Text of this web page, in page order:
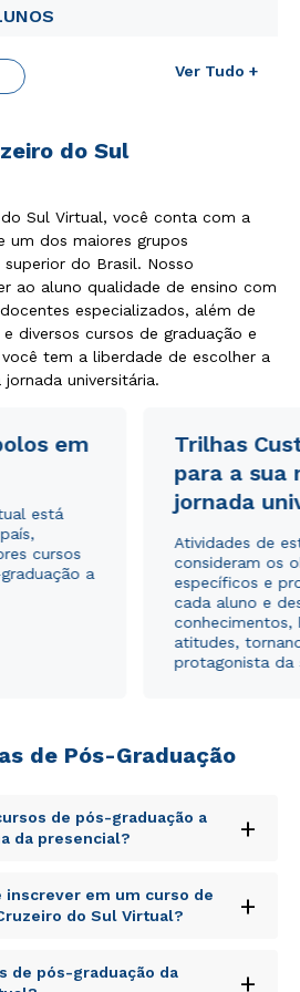
Ver Tudo +
do Sul
Sul Virtual, você conta com a
um dos maiores grupos
do Brasil. Nosso
ao aluno qualidade de ensino com
especializados, além de
diversos cursos de graduação e
tem a liberdade de escolher a
universitária.
em
está
cursos
a
Trilhas
para a sua
jornada
Atividades de
consideram os
específicos e
cada aluno e
conhecimentos,
atitudes,
protagonista da
de Pós-Graduação
de pós-graduação a
da presencial?
+
omnis iste natus error sit
doloremque laudantium,
ipsa quae ab illo inventore
ipsam voluptatem quia
inscrever em um curso de
do Sul Virtual?
+
omnis iste natus error sit
doloremque laudantium,
de pós-graduação da
+
ou
a Política de Privacidade.e
sejam utilizados para o
Cruzeiro do Sul.